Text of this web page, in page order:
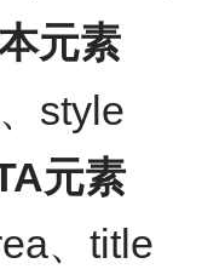
元素
style
元素
、title